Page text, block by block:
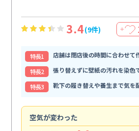
3.4(9件) ＋
特⻑1
店舗は閉店後の時間に合わせて
特⻑2
張り替えずに壁紙の汚れを染色
特⻑3
靴下の履き替えや養生まで気を
空気が変わった